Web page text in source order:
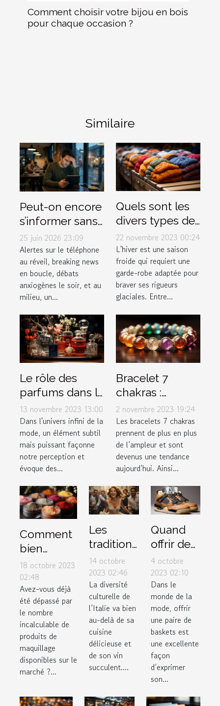
Comment choisir votre bijou en bois
pour chaque occasion ?
Similaire
Peut-on encore
s’informer sans
stresser ?
Enquête sur le
lien actu-santé
25 juin 2026 23:09
Alertes sur le téléphone
au réveil, breaking news
en boucle, débats
anxiogènes le soir, et au
milieu, un...
Quels sont les
divers types de
vêtements pour
affronter
efficacement
l'hiver ?
22 novembre 2023 00:24
L'hiver est une saison
froide qui requiert une
garde-robe adaptée pour
braver ses rigueurs
glaciales. Entre...
Le rôle des
parfums dans la
mode et le style
personnel
13 novembre 2023 13:00
Dans l'univers infini de la
mode, un élément subtil
mais puissant façonne
notre perception et
évoque des...
Bracelet 7
chakras :
Comment bien
l’entretenir ?
2 novembre 2023 19:24
Les bracelets 7 chakras
prennent de plus en plus
de l’ampleur et sont
devenus une tendance
aujourd’hui. Ainsi...
Comment
bien
choisir ses
produits
de
maquillage
selon son
type de
peau ?
18 octobre 2023
02:48
Avez-vous déjà
été dépassé par
le nombre
incalculable de
produits de
maquillage
disponibles sur le
marché ?...
Les
traditions
de
mariage
uniques
en Italie
14 octobre
2023 02:46
La diversité
culturelle de
l’Italie va bien
au-delà de sa
cuisine
délicieuse et
de son vin
succulent....
Quand
offrir des
sneakers
Air
Jordan 4
Retro
Thunder
2023
comme
cadeau
4 octobre
2023 02:10
Dans le
monde de la
mode, offrir
une paire de
baskets est
une excellente
façon
d’exprimer
son...